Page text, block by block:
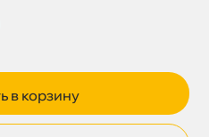
в корзину